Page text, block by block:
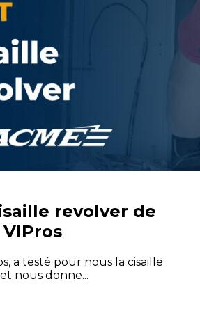
revolver de
a testé pour nous la cisaille
nous donne...